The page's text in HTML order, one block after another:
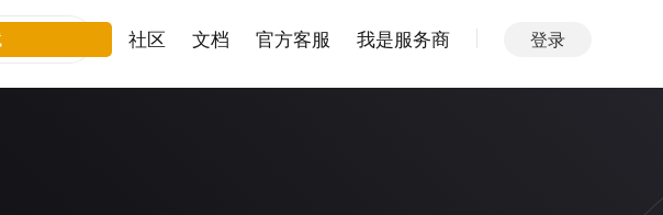
社区 文档 官方客服 我是服务商 登录